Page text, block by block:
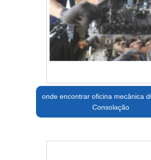
onde encontrar oficina mecânica
Consolação